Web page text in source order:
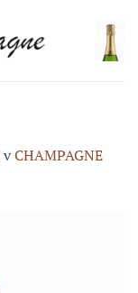
vCHAMPAGNE